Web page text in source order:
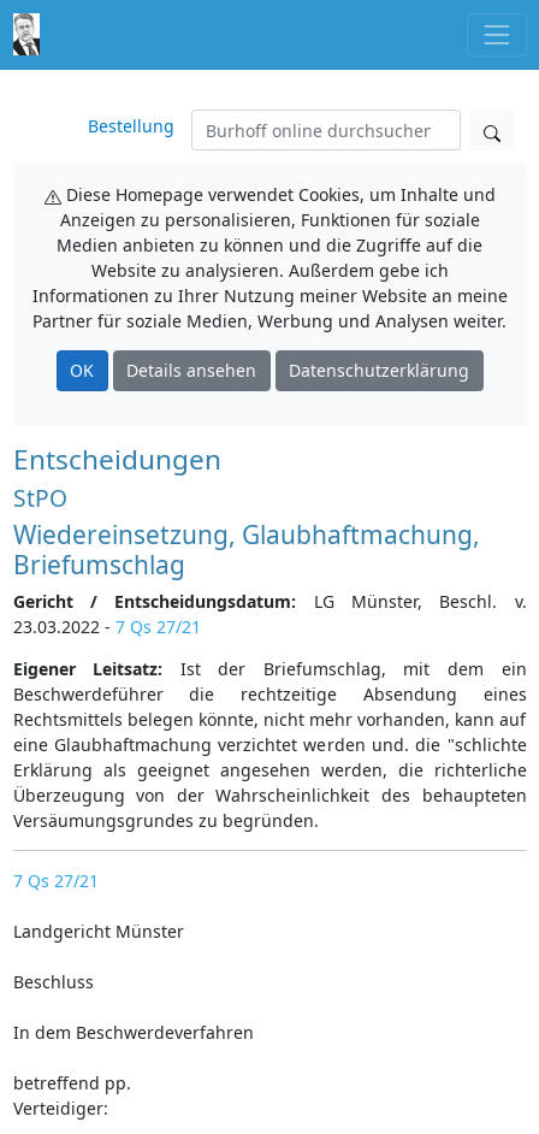
Bestellung
Diese Homepage verwendet Cookies, um Inhalte und
Anzeigen zu personalisieren, Funktionen für soziale
Medien anbieten zu können und die Zugriffe auf die
Website zu analysieren. Außerdem gebe ich
Informationen zu Ihrer Nutzung meiner Website an meine
Partner für soziale Medien, Werbung und Analysen weiter.
OK Details ansehen Datenschutzerklärung
Entscheidungen
StPO
Wiedereinsetzung, Glaubhaftmachung,
Briefumschlag
Gericht / Entscheidungsdatum: LG Münster, Beschl. v.
23.03.2022 - 7 Qs 27/21
Eigener Leitsatz: Ist der Briefumschlag, mit dem ein
Beschwerdeführer die rechtzeitige Absendung eines
Rechtsmittels belegen könnte, nicht mehr vorhanden, kann auf
eine Glaubhaftmachung verzichtet werden und. die "schlichte
Erklärung als geeignet angesehen werden, die richterliche
Überzeugung von der Wahrscheinlichkeit des behaupteten
Versäumungsgrundes zu begründen.
7 Qs 27/21
Landgericht Münster
Beschluss
In dem Beschwerdeverfahren
betreffend pp.
Verteidiger: